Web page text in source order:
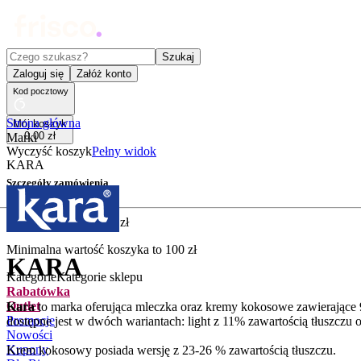
Czego szukasz?
Szukaj
Zaloguj się
Załóż konto
Kod pocztowy
Mój koszyk
0,00 zł
Wyczyść koszykPełny widok
Szczegóły zamówienia
Złóż zamówienie5,90
zł
Minimalna wartość koszyka to 100 zł
KategorieKategorie sklepu
Rabatówka
Outlet
Promocje
Nowości
Kupony
Strona główna
Marki
KARA
KARA
Karato marka oferująca mleczka oraz kremy kokosowe
dostępne jest w dwóch wariantach: light z 11% zawartością tłuszczu
Krem kokosowy posiada wersję z 23-26 % zawartością tłuszczu.